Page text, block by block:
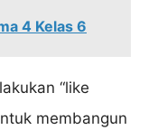
4 Kelas 6
“like
membangun